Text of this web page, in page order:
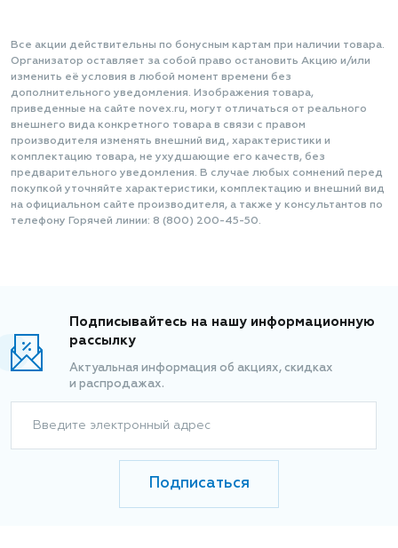
Все акции действительны по бонусным картам при наличии товара.
Организатор оставляет за собой право остановить Акцию и/или
изменить её условия в любой момент времени без
дополнительного уведомления. Изображения товара,
приведенные на сайте novex.ru, могут отличаться от реального
внешнего вида конкретного товара в связи с правом
производителя изменять внешний вид, характеристики и
комплектацию товара, не ухудшающие его качеств, без
предварительного уведомления. В случае любых сомнений перед
покупкой уточняйте характеристики, комплектацию и внешний вид
на официальном сайте производителя, а также у консультантов по
телефону Горячей линии: 8 (800) 200-45-50.
Подписывайтесь на нашу информационную
рассылку
Актуальная информация об акциях, скидках
и распродажах.
Введите электронный адрес
Подписаться